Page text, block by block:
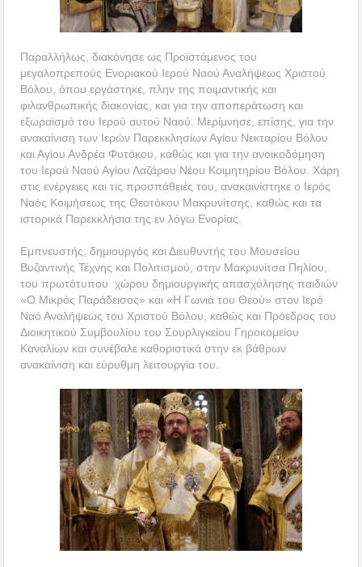
Παραλλήλως, διακόνησε ως Προϊστάμενος του
μεγαλοπρεπούς Ενοριακού Ιερού Ναού Αναλήψεως Χριστού
Βόλου, όπου εργάστηκε, πλην της ποιμαντικής και
φιλανθρωπικής διακονίας, και για την αποπεράτωση και
εξωραϊσμό του Ιερού αυτού Ναού. Μερίμνησε, επίσης, για την
ανακαίνιση των Ιερών Παρεκκλησίων Αγίου Νεκταρίου Βόλου
και Αγίου Ανδρέα Φυτόκου, καθώς και για την ανοικοδόμηση
του Ιερού Ναού Αγίου Λαζάρου Νέου Κοιμητηρίου Βόλου. Χάρη
στις ενέργειες και τις προσπάθειές του, ανακαινίστηκε ο Ιερός
Ναός Κοιμήσεως της Θεοτόκου Μακρυνίτσης, καθώς και τα
ιστορικά Παρεκκλήσια της εν λόγω Ενορίας.
Εμπνευστής, δημιουργός και Διευθυντής του Μουσείου
Βυζαντινής Τέχνης και Πολιτισμού, στην Μακρυνίτσα Πηλίου,
του πρωτότυπου χώρου δημιουργικής απασχόλησης παιδιών
«Ο Μικρός Παράδεισος» και «Η Γωνιά του Θεού» στον Ιερό
Ναό Αναλήψεως του Χριστού Βόλου, καθώς και Πρόεδρος του
Διοικητικού Συμβουλίου του Σουρλιγκείου Γηροκομείου
Καναλίων και συνέβαλε καθοριστικά στην εκ βάθρων
ανακαίνιση και εύρυθμη λειτουργία του.